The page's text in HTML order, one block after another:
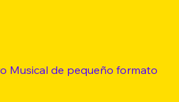
Musical de pequeño formato